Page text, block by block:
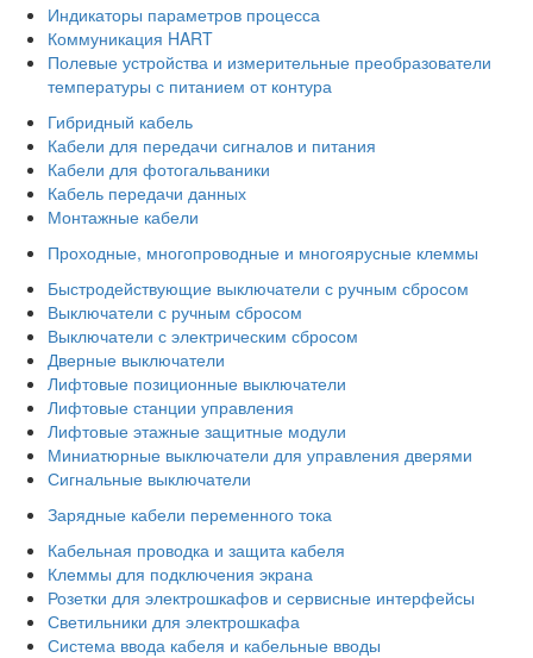
Индикаторы параметров процесса
Коммуникация HART
Полевые устройства и измерительные преобразователи
температуры с питанием от контура
Гибридный кабель
Кабели для передачи сигналов и питания
Кабели для фотогальваники
Кабель передачи данных
Монтажные кабели
Проходные, многопроводные и многоярусные клеммы
Быстродействующие выключатели с ручным сбросом
Выключатели с ручным сбросом
Выключатели с электрическим сбросом
Дверные выключатели
Лифтовые позиционные выключатели
Лифтовые станции управления
Лифтовые этажные защитные модули
Миниатюрные выключатели для управления дверями
Сигнальные выключатели
Зарядные кабели переменного тока
Кабельная проводка и защита кабеля
Клеммы для подключения экрана
Розетки для электрошкафов и сервисные интерфейсы
Светильники для электрошкафа
Система ввода кабеля и кабельные вводы